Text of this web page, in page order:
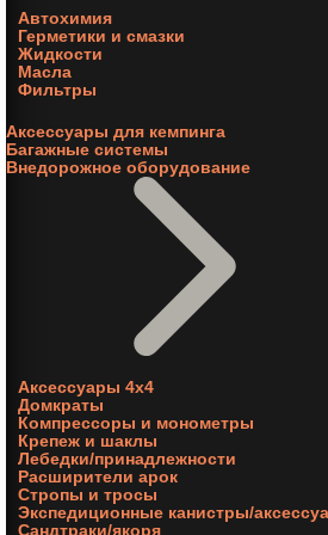
Автохимия
Герметики и смазки
Жидкости
Масла
Фильтры
Аксессуары для кемпинга
Багажные системы
Внедорожное оборудование
Аксессуары 4х4
Домкраты
Компрессоры и монометры
Крепеж и шаклы
Лебедки/принадлежности
Расширители арок
Стропы и тросы
Экспедиционные канистры/
Сандтраки/якоря